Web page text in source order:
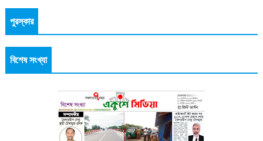
পুরস্কার
বিশেষ সংখ্যা